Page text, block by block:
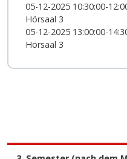
05-12-2025 10:30:00-
Hörsaal 3
05-12-2025 13:00:00-
Hörsaal 3